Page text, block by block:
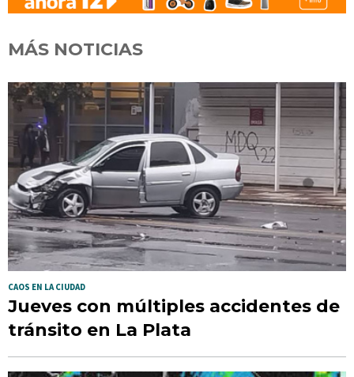
MÁS NOTICIAS
CAOS EN LA CIUDAD
Jueves con múltiples accidentes de
tránsito en La Plata